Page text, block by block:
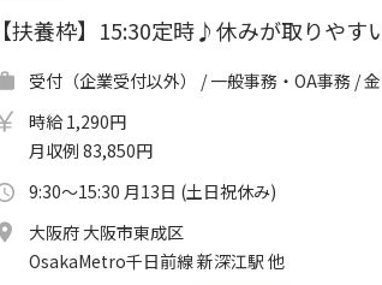
【扶養枠】15:30定時♪休みが取りや
受付（企業受付以外） / 一般事務・OA事務 / 金
時給 1,290円
月収例 83,850円
9:30～15:30 月13日 (土日祝休み)
大阪府 大阪市東成区
OsakaMetro千日前線 新深江駅 他